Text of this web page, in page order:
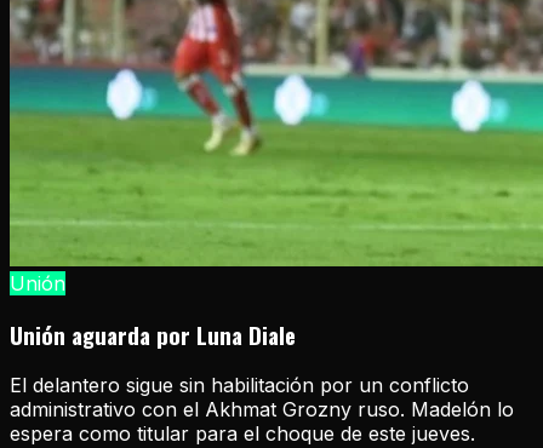
Unión
Unión aguarda por Luna Diale
El delantero sigue sin habilitación por un conflicto
administrativo con el Akhmat Grozny ruso. Madelón lo
espera como titular para el choque de este jueves.